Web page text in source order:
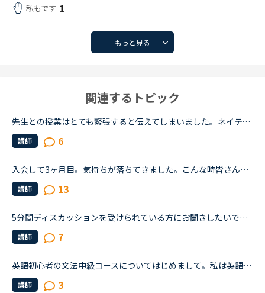
私もです 1
もっと見る
関連するトピック
先生との授業はとても緊張すると伝えてしまいました。ネイティブキャンプに参加して半年以上が経ちますが、選ぶ先生は基本的に同性且つ同じアジア人であるフィリピン人男性です。というのも白人の先生、特に白人...
講師 6
入会して3ヶ月目。気持ちが落ちてきました。こんな時皆さんならどうしますか？こんにちは。英語は大学受験で勉強したのが最後の現在26歳です。英語喋れたら格好良いよな〜という憧れを実現させてやろうじゃないか...
講師 13
5分間ディスカッションを受けられている方にお聞きしたいです。私はネイティブキャンプを始めたばかりの英語初心者です。初心者なので文法の入門から始めましたが、講師の方から「このgrammerは君には簡単すぎる...
講師 7
英語初心者の文法中級コースについてはじめまして。私は英語初心者で高校生時代に授業で勉強したくらいのスキルです。少しでも英語スキルを高めたいと思いNCのカウンセラーの方に勉強法を相談したところ文法の初...
講師 3